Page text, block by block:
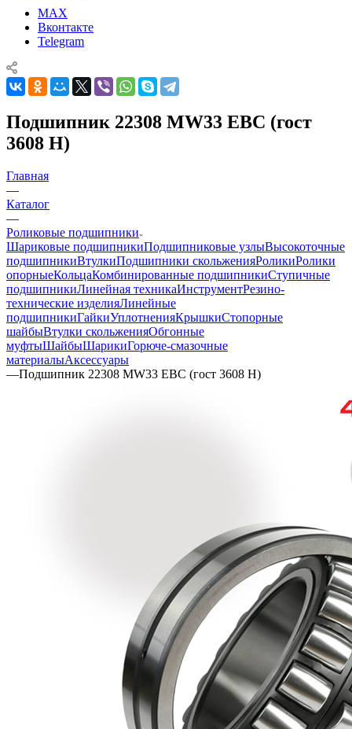
MAX
Вконтакте
Telegram
Подшипник 22308 MW33 EBC (гост
3608 Н)
Главная
—
Каталог
—
Роликовые подшипники
Шариковые подшипникиПодшипниковые узлыВысокоточные
подшипникиВтулкиПодшипники скольженияРоликиРолики
опорныеКольцаКомбинированные подшипникиСтупичные
подшипникиЛинейная техникаИнструментРезино-
технические изделияЛинейные
подшипникиГайкиУплотненияКрышкиСтопорные
шайбыВтулки скольженияОбгонные
муфтыШайбыШарикиГорюче-смазочные
материалыАксессуары
—Подшипник 22308 MW33 EBC (гост 3608 Н)